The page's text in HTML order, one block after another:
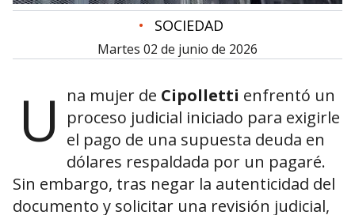
• SOCIEDAD
martes 02 de junio de 2026
U na mujer de Cipolletti enfrentó un
proceso judicial iniciado para exigirle
el pago de una supuesta deuda en
dólares respaldada por un pagaré.
Sin embargo, tras negar la autenticidad del
documento y solicitar una revisión judicial,